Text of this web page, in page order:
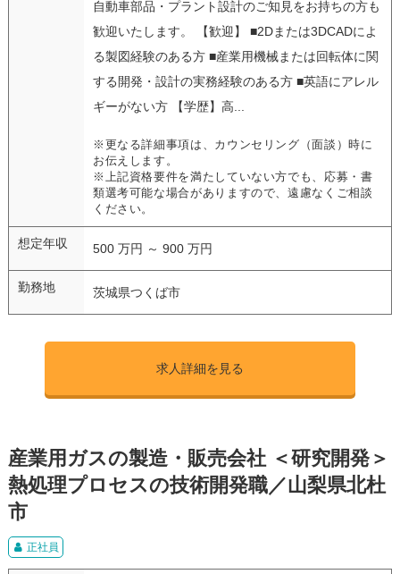
自動車部品・プラント設計のご知見をお持ちの方も
歓迎いたします。 【歓迎】 ■2Dまたは3DCADによ
る製図経験のある方 ■産業用機械または回転体に関
する開発・設計の実務経験のある方 ■英語にアレル
ギーがない方 【学歴】高...
※更なる詳細事項は、カウンセリング（面談）時に
お伝えします。
※上記資格要件を満たしていない方でも、応募・書
類選考可能な場合がありますので、遠慮なくご相談
ください。
想定年収 500 万円 ～ 900 万円
勤務地 茨城県つくば市
求人詳細を見る
産業用ガスの製造・販売会社 ＜研究開発＞
熱処理プロセスの技術開発職／山梨県北杜
市
正社員